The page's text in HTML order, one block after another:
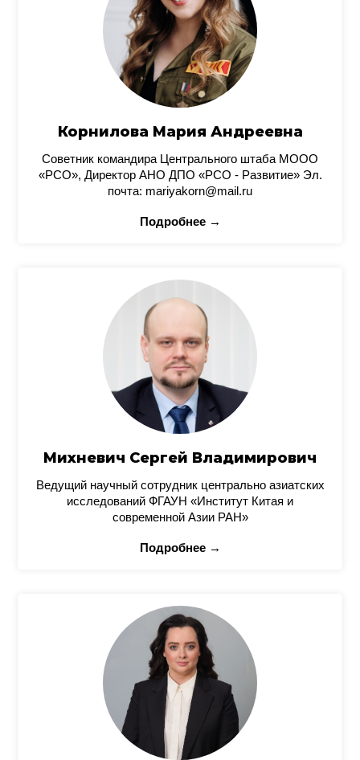
Корнилова Мария Андреевна
Советник командира Центрального штаба МООО
«РСО», Директор АНО ДПО «РСО - Развитие» Эл.
почта: mariyakorn@mail.ru
Подробнее →
Михневич Сергей Владимирович
Ведущий научный сотрудник центрально азиатских
исследований ФГАУН «Институт Китая и
современной Азии РАН»
Подробнее →